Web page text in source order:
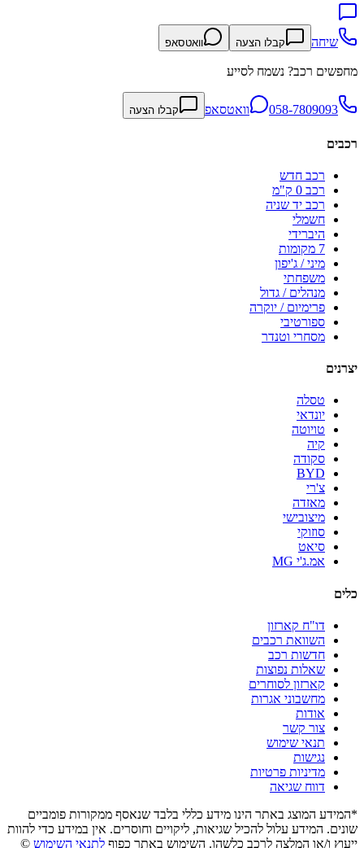
שיחה קבלו הצעה וואטסאפ
מחפשים רכב? נשמח לסייע
058-7809093 וואטסאפ קבלו הצעה
רכבים
רכב חדש
רכב 0 ק"מ
רכב יד שניה
חשמלי
היברידי
7 מקומות
מיני / ג'יפון
משפחתי
מנהלים / גדול
פרימיום / יוקרה
ספורטיבי
מסחרי וטנדר
יצרנים
טסלה
יונדאי
טויוטה
קיה
סקודה
BYD
צ'רי
מאזדה
מיצובישי
סוזוקי
סיאט
אמ.ג'י MG
כלים
דו"ח קארזון
השוואת רכבים
חדשות רכב
שאלות נפוצות
קארזון לסוחרים
מחשבוני אגרות
אודות
צור קשר
תנאי שימוש
נגישות
מדיניות פרטיות
דווח שגיאה
*המידע המוצג באתר הינו מידע כללי בלבד שנאסף ממקורות פומביים
שונים. המידע עלול להכיל שגיאות, ליקויים וחוסרים. אין במידע כדי להוות
ייעוץ ו/או המלצה לרכב כלשהו. השימוש באתר כפוף לתנאי השימוש ©